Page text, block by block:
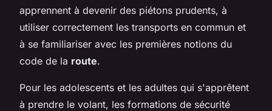
apprennent à devenir des piétons prudents, à
utiliser correctement les transports en commun et
à se familiariser avec les premières notions du
code de la route.
Pour les adolescents et les adultes qui s'apprêtent
à prendre le volant, les formations de sécurité